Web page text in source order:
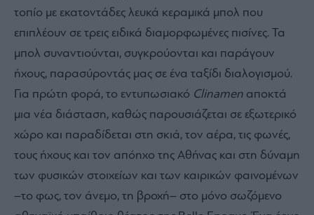
τοπίο με εκατοντάδες λευκά κεραμικά μπολ που
επιπλέουν σε τρεις ειδικά διαμορφωμένες πισίνες. Τα
μπολ συναντιούνται, συγκρούονται και παράγουν
ήχους, παρασύροντάς μας σε ένα ταξίδι διαλογισμού.
Για πρώτη φορά, το εντυπωσιακό Clinamen αποκτά
μια νέα διάσταση, καθώς παρουσιάζεται σε εξωτερικό
χώρο και παραδίδεται στη σκιά, τον αέρα, τις φωνές,
τους ήχους και τον απόηχο της Αθήνας και στη δύναμη
των φυσικών στοιχείων και των καιρικών φαινομένων
–το φως, τον άνεμο, τη βροχή– στο μόνο σωζόμενο